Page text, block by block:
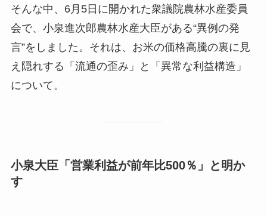
そんな中、6月5日に開かれた衆議院農林水産委員
会で、小泉進次郎農林水産大臣がある“異例の発
言”をしました。それは、お米の価格高騰の裏に見
え隠れする「流通の歪み」と「異常な利益構造」
について。
小泉大臣「営業利益が前年比500％」と明か
す